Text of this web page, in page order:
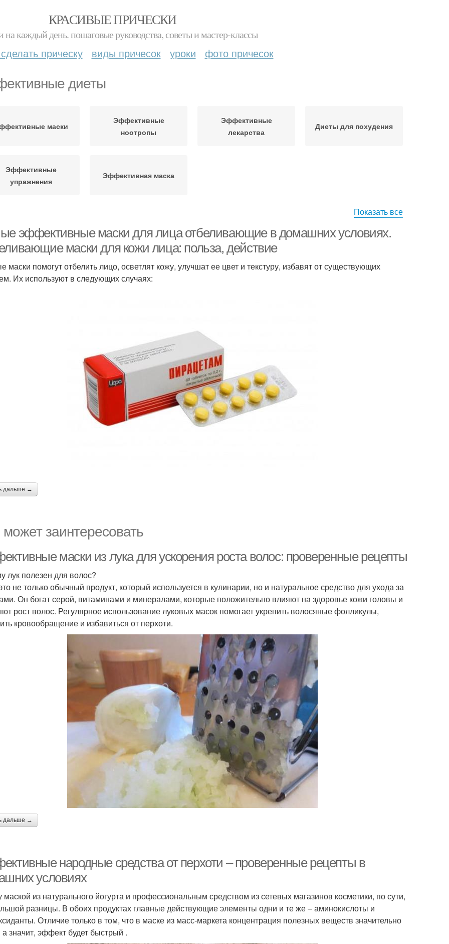
КРАСИВЫЕ ПРИЧЕСКИ
на каждый день. пошаговые руководства, советы и мастер-классы
прическу виды причесок уроки фото причесок
диеты
маски
Эффективные
ноотропы
Эффективные
лекарства
Диеты для похудения
Эффективные
упражнения
Эффективная маска
Показать все
эффективные маски для лица отбеливающие в домашних условиях.
маски для кожи лица: польза, действие
маски помогут отбелить лицо, осветлят кожу, улучшат ее цвет и текстуру, избавят от существующих
Их используют в следующих случаях:
дальше →
заинтересовать
маски из лука для ускорения роста волос: проверенные рецепты
лук полезен для волос?
не только обычный продукт, который используется в кулинарии, но и натуральное средство для ухода за
Он богат серой, витаминами и минералами, которые положительно влияют на здоровье кожи головы и
рост волос. Регулярное использование луковых масок помогает укрепить волосяные фолликулы,
кровообращение и избавиться от перхоти.
дальше →
народные средства от перхоти – проверенные рецепты в
условиях
из натурального йогурта и профессиональным средством из сетевых магазинов косметики, по сути,
разницы. В обоих продуктах главные действующие элементы одни и те же – аминокислоты и
Отличие только в том, что в маске из масс-маркета концентрация полезных веществ значительно
значит, эффект будет быстрый .